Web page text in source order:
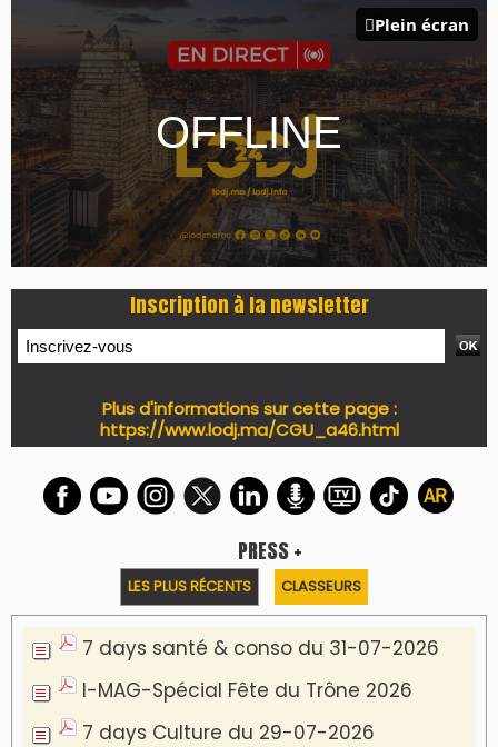
Plein écran
Inscription à la newsletter
Plus d'informations sur cette page :
https://www.lodj.ma/CGU_a46.html
PRESS +
LES PLUS RÉCENTS CLASSEURS
7 days santé & conso du 31-07-2026
I-MAG-Spécial Fête du Trône 2026
7 days Culture du 29-07-2026